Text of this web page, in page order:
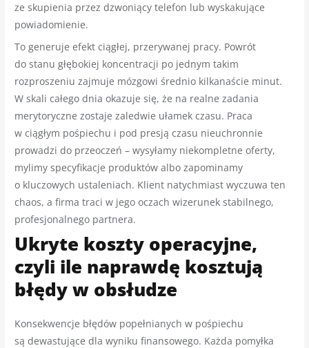
ze skupienia przez dzwoniący telefon lub wyskakujące
powiadomienie.
To generuje efekt ciągłej, przerywanej pracy. Powrót
do stanu głębokiej koncentracji po jednym takim
rozproszeniu zajmuje mózgowi średnio kilkanaście minut.
W skali całego dnia okazuje się, że na realne zadania
merytoryczne zostaje zaledwie ułamek czasu. Praca
w ciągłym pośpiechu i pod presją czasu nieuchronnie
prowadzi do przeoczeń – wysyłamy niekompletne oferty,
mylimy specyfikacje produktów albo zapominamy
o kluczowych ustaleniach. Klient natychmiast wyczuwa ten
chaos, a firma traci w jego oczach wizerunek stabilnego,
profesjonalnego partnera.
Ukryte koszty operacyjne,
czyli ile naprawdę kosztują
błędy w obsłudze
Konsekwencje błędów popełnianych w pośpiechu
są dewastujące dla wyniku finansowego. Każda pomyłka